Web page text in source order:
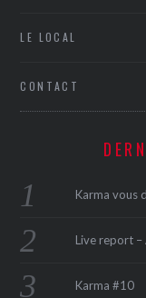
LE LOCAL
CONTACT
Karma vous
Live report –
Karma #10